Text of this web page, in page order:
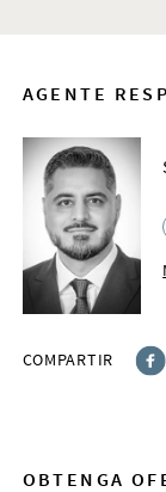
AGENTE
COMPARTIR
OBTENGA